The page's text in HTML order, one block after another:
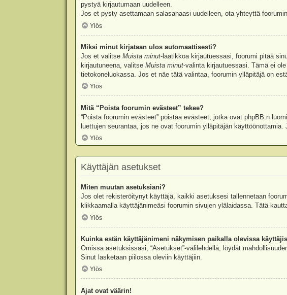
pystyä kirjautumaan uudelleen.
Jos et pysty asettamaan salasanaasi uudelleen, ota yhteyttä
Ylös
Miksi minut kirjataan ulos automaattisesti?
Jos et valitse Muista minut-laatikkoa kirjautuessasi, foorumi pitää
kirjautuneena, valitse Muista minut-valinta kirjautuessasi. Tämä ei
tietokoneluokassa. Jos et näe tätä valintaa, foorumin ylläpitäjä on
Ylös
Mitä “Poista foorumin evästeet” tekee?
“Poista foorumin evästeet” poistaa evästeet, jotka ovat phpBB:n
luettujen seurantaa, jos ne ovat foorumin ylläpitäjän
Ylös
Käyttäjän asetukset
Miten muutan asetuksiani?
Jos olet rekisteröitynyt käyttäjä, kaikki asetuksesi tallennetaan
klikkaamalla käyttäjänimeäsi foorumin sivujen ylälaidassa. Tätä
Ylös
Kuinka estän käyttäjänimeni näkymisen paikalla olevissa
Omissa asetuksissasi, “Asetukset”-välilehdellä, löydät
Sinut lasketaan piilossa oleviin käyttäjiin.
Ylös
Ajat ovat väärin!